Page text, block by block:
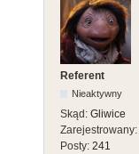
Referent
Nieaktywny
Skąd: Gliwice
Zarejestrowany:
Posty: 241